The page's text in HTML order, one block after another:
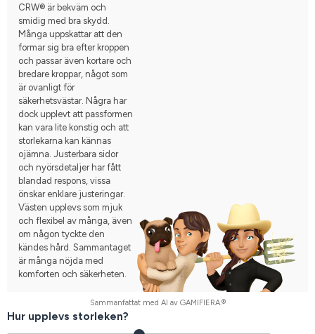
CRW® är bekväm och
smidig med bra skydd.
Många uppskattar att den
formar sig bra efter kroppen
och passar även kortare och
bredare kroppar, något som
är ovanligt för
säkerhetsvästar. Några har
dock upplevt att passformen
kan vara lite konstig och att
storlekarna kan kännas
ojämna. Justerbara sidor
och nyörsdetaljer har fått
blandad respons, vissa
önskar enklare justeringar.
Västen upplevs som mjuk
och flexibel av många, även
om någon tyckte den
kändes hård. Sammantaget
är många nöjda med
komforten och säkerheten.
Sammanfattat med AI av GAMIFIERA.®
Hur upplevs storleken?